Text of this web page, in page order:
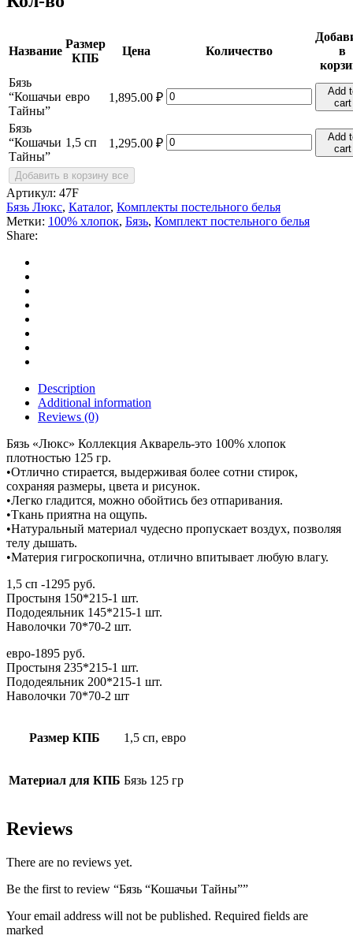
Название
Размер
КПБ
Цена Количество
в
Бязь
“Кошачьи
Тайны”
евро 1,895.00 ₽ Бязь
"Кошачьи
quantity
Add
cart
Бязь
“Кошачьи
Тайны”
1,5 сп 1,295.00 ₽ Бязь
"Кошачьи
Add
cart
Добавить в корзину все
Артикул: 47F
Бязь Люкс, Каталог, Комплекты постельного белья
Метки: 100% хлопок, Бязь, Комплект постельного белья
Share:
Description
Additional information
Reviews (0)
Бязь «Люкс» Коллекция Акварель-это 100% хлопок
плотностью 125 гр.
•Отлично стирается, выдерживая более сотни стирок,
сохраняя размеры, цвета и рисунок.
•Легко гладится, можно обойтись без отпаривания.
•Ткань приятна на ощупь.
•Натуральный материал чудесно пропускает воздух, позволяя
телу дышать.
•Материя гигроскопична, отлично впитывает любую влагу.
1,5 сп -1295 руб.
Простыня 150*215-1 шт.
Пододеяльник 145*215-1 шт.
Наволочки 70*70-2 шт.
евро-1895 руб.
Простыня 235*215-1 шт.
Пододеяльник 200*215-1 шт.
Наволочки 70*70-2 шт
Размер КПБ 1,5 сп, евро
Материал для КПБ Бязь 125 гр
Reviews
There are no reviews yet.
Be the first to review “Бязь “Кошачьи Тайны””
Your email address will not be published. Required fields are
marked